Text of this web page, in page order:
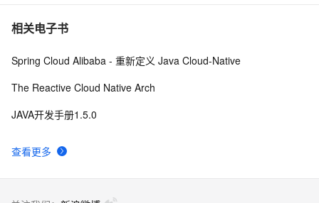
相关电子书
查看更多
Spring Cloud Alibaba - 重新定义 Java Cloud-Native
The Reactive Cloud Native Arch
JAVA开发手册1.5.0